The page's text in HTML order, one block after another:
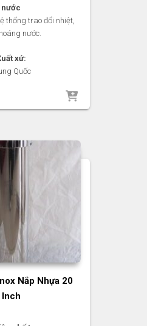
nước
thống trao đổi nhiệt,
nước.
xứ:
Quốc
Nắp Nhựa 20
Inch